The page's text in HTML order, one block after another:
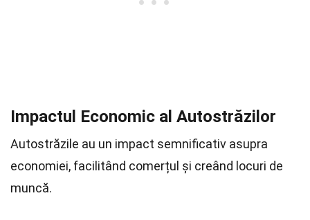
Impactul Economic al Autostrăzilor
Autostrăzile au un impact semnificativ asupra
economiei, facilitând comerțul și creând locuri de
muncă.